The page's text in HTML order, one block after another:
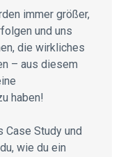
immer größer,
und uns
die wirkliches
– aus diesem
haben!
Case Study und
wie du ein